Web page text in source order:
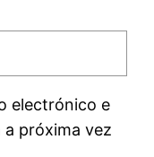
electrónico e
próxima vez